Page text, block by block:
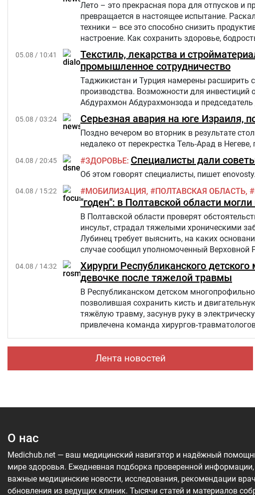
Лето – это прекрасная пора для отпусков и
превращается в настоящее испытание.
техники – все это способно снизить
настроение. Как сохранить здоровье,
окном стремится к 30 градусам и выше? –
здоровья Анастасия Степанькова.
05.08 / 10:41
Текстиль, лекарства и
промышленное сотрудничество
Таджикистан и Турция намерены расширить
производства. Возможности для инвестиций
Абдурахмон Абдурахмонзода и
05.08 / 03:24 Серьезная авария на юге Израиля,
Поздно вечером во вторник в результате
недалеко от перекрестка Тель-Арад в
04.08 / 20:45 ЗДОРОВЬЕ Специалисты дали
Об этом говорят специалисты, пишет
04.08 / 15:22 МОБИЛИЗАЦИЯ ПОЛТАВСКАЯ ОБЛАСТЬ
"годен": в Полтавской области
В Полтавской области проверят
инсульт, страдал тяжелыми хроническими
Лубинец требует выяснить, на каких
случае сообщил уполномоченный
04.08 / 14:32
Хирурги Республиканского
девочке после тяжелой травмы
В Республиканском детском
позволившая сохранить кисть и
тяжёлую травму, засунув руку в электрическую мясорубку. К оказанию
привлечена команда
Лента новостей
О нас
Medichub.net — ваш медицинский навигатор и надёжный
мире здоровья. Ежедневная подборка проверенной информации,
важные медицинские новости, исследования, рекомендации
обновления из ведущих клиник. Тысячи статей и материалов